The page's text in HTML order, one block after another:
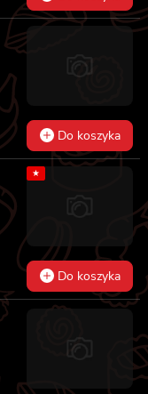
Do koszyka
★
Do koszyka